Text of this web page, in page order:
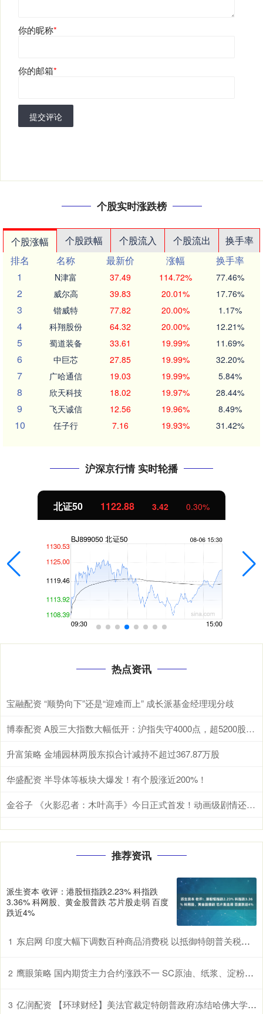
你的昵称*
你的邮箱*
提交评论
个股实时涨跌榜
个股涨幅 个股跌幅 个股流入 个股流出
换手率
排名
名称 最新价 涨幅
换手率
1
N津富 37.49 114.72% 77.46%
2 威尔高 39.83 20.01% 17.76%
3 锴威特 77.82 20.00% 1.17%
4 科翔股份 64.32 20.00% 12.21%
5 蜀道装备 33.61 19.99% 11.69%
6 中巨芯 27.85 19.99% 32.20%
7 广哈通信 19.03 19.99% 5.84%
8 欣天科技 18.02 19.97% 28.44%
9 飞天诚信 12.56 19.96% 8.49%
10 任子行 7.16 19.93% 31.42%
沪深京行情 实时轮播
北证50 1122.88 3.42 0.30%
热点资讯
宝融配资 “顺势向下”还是“迎难而上” 成长派基金经理现分歧
博泰配资 A股三大指数大幅低开：沪指失守4000点，超5200股飘绿
升富策略 金埔园林两股东拟合计减持不超过367.87万股
华盛配资 半导体等板块大爆发！有个股涨近200%！
金谷子 《火影忍者：木叶高手》今日正式首发！动画级剧情还原引爆热血DNA_资源_游戏_手游
推荐资讯
派生资本 收评：港股恒指跌2.23% 科指跌
3.36% 科网股、黄金股普跌 芯片股走弱 百度
跌近4%
1 东启网 印度大幅下调数百种商品消费税 以抵御特朗普关税冲击
2 鹰眼策略 国内期货主力合约涨跌不一 SC原油、纸浆、淀粉、原木、棉花涨超1%
3 亿润配资 【环球财经】美法官裁定特朗普政府冻结哈佛大学经费违宪